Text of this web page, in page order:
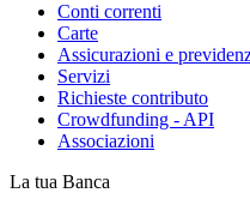
Conti correnti
Carte
Assicurazioni e
Servizi
Richieste contributo
Crowdfunding - API
Associazioni
La tua Banca